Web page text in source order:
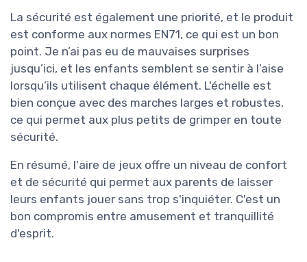
La sécurité est également une priorité, et le produit
est conforme aux normes EN71, ce qui est un bon
point. Je n’ai pas eu de mauvaises surprises
jusqu’ici, et les enfants semblent se sentir à l’aise
lorsqu’ils utilisent chaque élément. L'échelle est
bien conçue avec des marches larges et robustes,
ce qui permet aux plus petits de grimper en toute
sécurité.
En résumé, l'aire de jeux offre un niveau de confort
et de sécurité qui permet aux parents de laisser
leurs enfants jouer sans trop s'inquiéter. C'est un
bon compromis entre amusement et tranquillité
d'esprit.